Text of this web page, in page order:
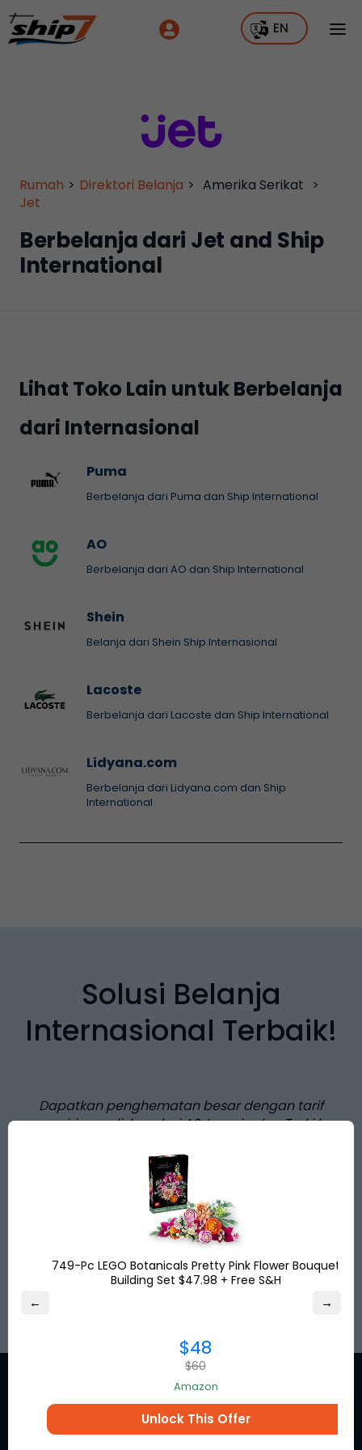
EN
Rumah > Direktori Belanja > Amerika Serikat >
Jet
Berbelanja dari Jet and Ship
International
Lihat Toko Lain untuk Berbelanja
dari Internasional
Puma
Berbelanja dari Puma dan Ship International
AO
Berbelanja dari AO dan Ship International
Shein
Belanja dari Shein Ship Internasional
Lacoste
Berbelanja dari Lacoste dan Ship International
Lidyana.com
Berbelanja dari Lidyana.com dan Ship
International
Solusi Belanja
Internasional Terbaik!
Dapatkan penghematan besar dengan tarif
pengiriman diskon dari AS, Inggris, dan Turki ke
alamat pengiriman Anda secara gratis dan
belanja online!
Hemat hingga80%untuk pengiriman
internasional dan bebas pajak penjualan AS!
DAFTAR
Tetap online untuk
← →
749-Pc LEGO Botanicals Pretty Pink Flower Bouquet
Building Set $47.98 + Free S&H
$48
$60
Amazon
Unlock This Offer